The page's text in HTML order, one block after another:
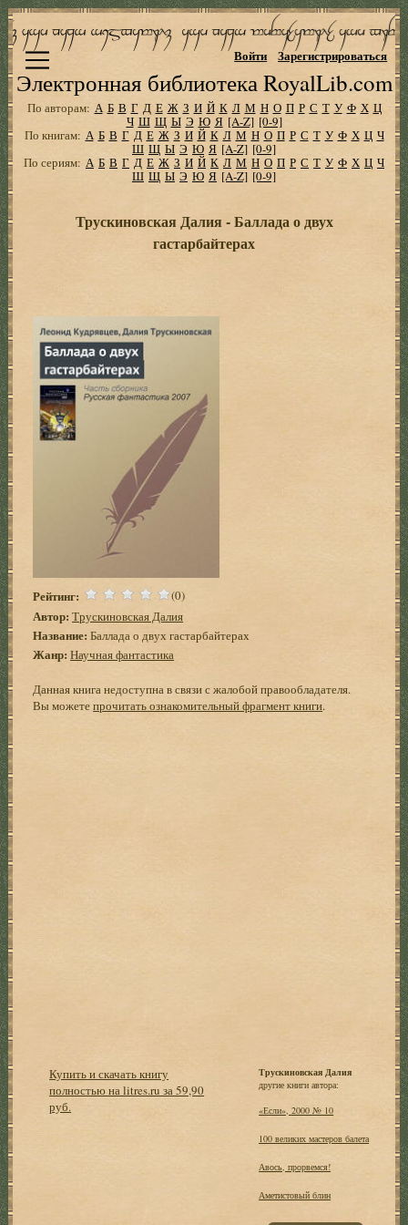
Электронная библиотека RoyalLib.com
Войти Зарегистрироваться
По авторам: А Б В Г Д Е Ж З И Й К Л М Н О П Р С Т У Ф Х Ц
Ч Ш Щ Ы Э Ю Я [A-Z] [0-9]
По книгам: А Б В Г Д Е Ж З И Й К Л М Н О П Р С Т У Ф Х Ц Ч
Ш Щ Ы Э Ю Я [A-Z] [0-9]
По сериям: А Б В Г Д Е Ж З И Й К Л М Н О П Р С Т У Ф Х Ц Ч
Ш Щ Ы Э Ю Я [A-Z] [0-9]
Трускиновская Далия - Баллада о двух
гастарбайтерах
Рейтинг: (0)
Автор: Трускиновская Далия
Название: Баллада о двух гастарбайтерах
Жанр: Научная фантастика
Данная книга недоступна в связи с жалобой правообладателя.
Вы можетепрочитать ознакомительный фрагмент книги.
Купить и скачать книгу
полностью на litres.ru за 59,90
руб.
Трускиновская Далия
другие книги автора:
«Если», 2000 № 10
100 великих мастеров балета
Авось, прорвемся!
Аметистовый блин